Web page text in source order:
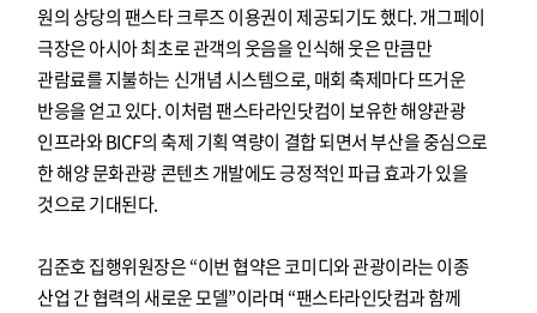
원의 상당의 팬스타 크루즈 이용권이 제공되기도 했다. 개그페이
극장은 아시아 최초로 관객의 웃음을 인식해 웃은 만큼만
관람료를 지불하는 신개념 시스템으로, 매회 축제마다 뜨거운
반응을 얻고 있다. 이처럼 팬스타라인닷컴이 보유한 해양관광
인프라와 BICF의 축제 기획 역량이 결합 되면서 부산을 중심으로
한 해양 문화관광 콘텐츠 개발에도 긍정적인 파급 효과가 있을
것으로 기대된다.
김준호 집행위원장은 “이번 협약은 코미디와 관광이라는 이종
산업 간 협력의 새로운 모델”이라며 “팬스타라인닷컴과 함께